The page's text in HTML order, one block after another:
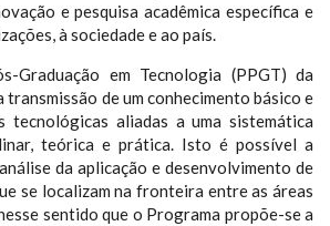
e pesquisa acadêmica específica e
à sociedade e ao país.
Graduação em Tecnologia (PPGT) da
transmissão de um conhecimento básico e
tecnológicas aliadas a uma sistemática
teórica e prática. Isto é possível a
da aplicação e desenvolvimento de
se localizam na fronteira entre as áreas
sentido que o Programa propõe-se a